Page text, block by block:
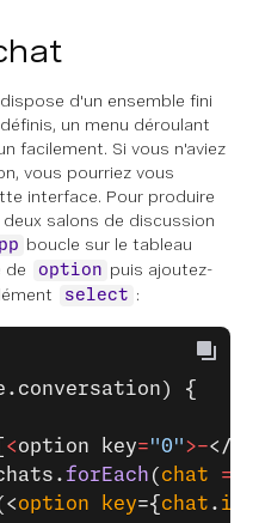
d'un ensemble fini
un menu déroulant
facilement. Si vous n'aviez
vous pourriez vous
interface. Pour produire
salons de discussion
boucle sur le tableau
de
option puis ajoutez-
select :
{
<option key="0">-</
forEach ( chat =>
option key={ chat . id